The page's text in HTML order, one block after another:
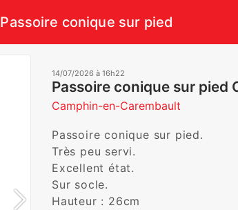
Passoire conique sur pied
14/07/2026 à 16h22
Passoire conique sur
Camphin-en-Carembault
Passoire conique sur pied.
Très peu servi.
Excellent état.
Sur socle.
Hauteur : 26cm